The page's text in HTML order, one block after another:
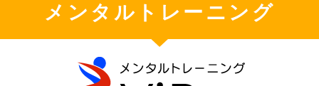
メンタルトレーニング